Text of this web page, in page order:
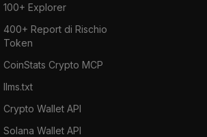
100+ Explorer
400+ Report di Rischio
Token
CoinStats Crypto MCP
llms.txt
Crypto Wallet API
Solana Wallet API